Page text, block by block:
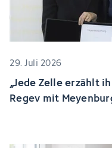
29. Juli 2026
„Jede Zelle erzählt
Regev mit